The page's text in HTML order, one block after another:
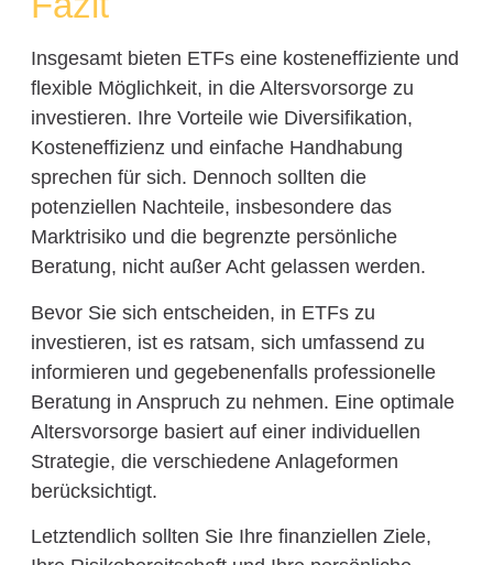
Insgesamt bieten ETFs eine kosteneffiziente und
flexible Möglichkeit, in die Altersvorsorge zu
investieren. Ihre Vorteile wie Diversifikation,
Kosteneffizienz und einfache Handhabung
sprechen für sich. Dennoch sollten die
potenziellen Nachteile, insbesondere das
Marktrisiko und die begrenzte persönliche
Beratung, nicht außer Acht gelassen werden.
Bevor Sie sich entscheiden, in ETFs zu
investieren, ist es ratsam, sich umfassend zu
informieren und gegebenenfalls professionelle
Beratung in Anspruch zu nehmen. Eine optimale
Altersvorsorge basiert auf einer individuellen
Strategie, die verschiedene Anlageformen
berücksichtigt.
Letztendlich sollten Sie Ihre finanziellen Ziele,